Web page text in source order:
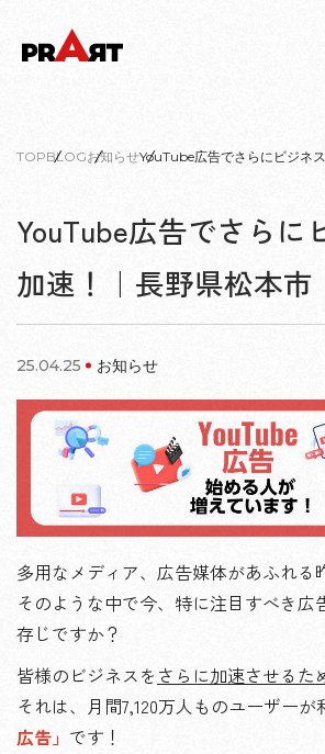
TOPBLOGお知らせYouTube広告でさらにビジネ
YouTube広告でさらに
加速！｜長野県松本市
25.04.25 お知らせ
多用なメディア、広告媒体があふれる
そのような中で今、特に注目すべき広
存じですか？
皆様のビジネスを さらに加速させるた
それは、月間7,120万人ものユーザーが
広告」 です！